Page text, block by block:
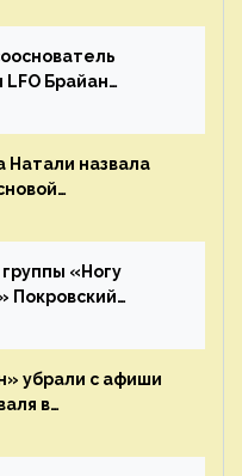
группы «Сплин»
LFO Брайан
Натали назвала
«Ногу
Покровский
убрали с афиши
в
«Союза отцов»